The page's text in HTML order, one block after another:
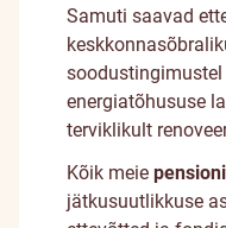
Samuti saavad
energiatõhususe
terviklikult
Kõik meie
jätkusuutlikkuse